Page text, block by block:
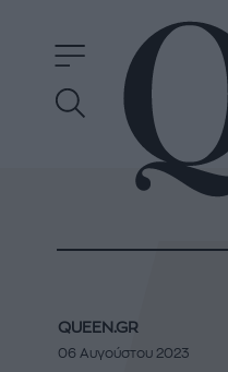
QUEEN.GR
06 Αυγούστου 2023